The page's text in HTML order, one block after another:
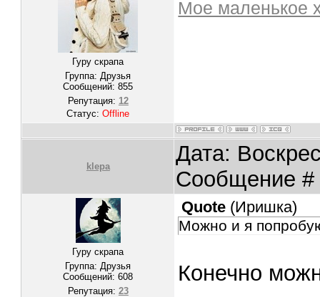
Гуру скрапа
Группа: Друзья
Сообщений:855
Репутация: 12
Статус:Offline
Мое маленькое
klepa
Дата:
Сообщение
Гуру скрапа
Группа: Друзья
Сообщений:608
Репутация: 23
Quote (Иришка)
Можно и я
Конечно